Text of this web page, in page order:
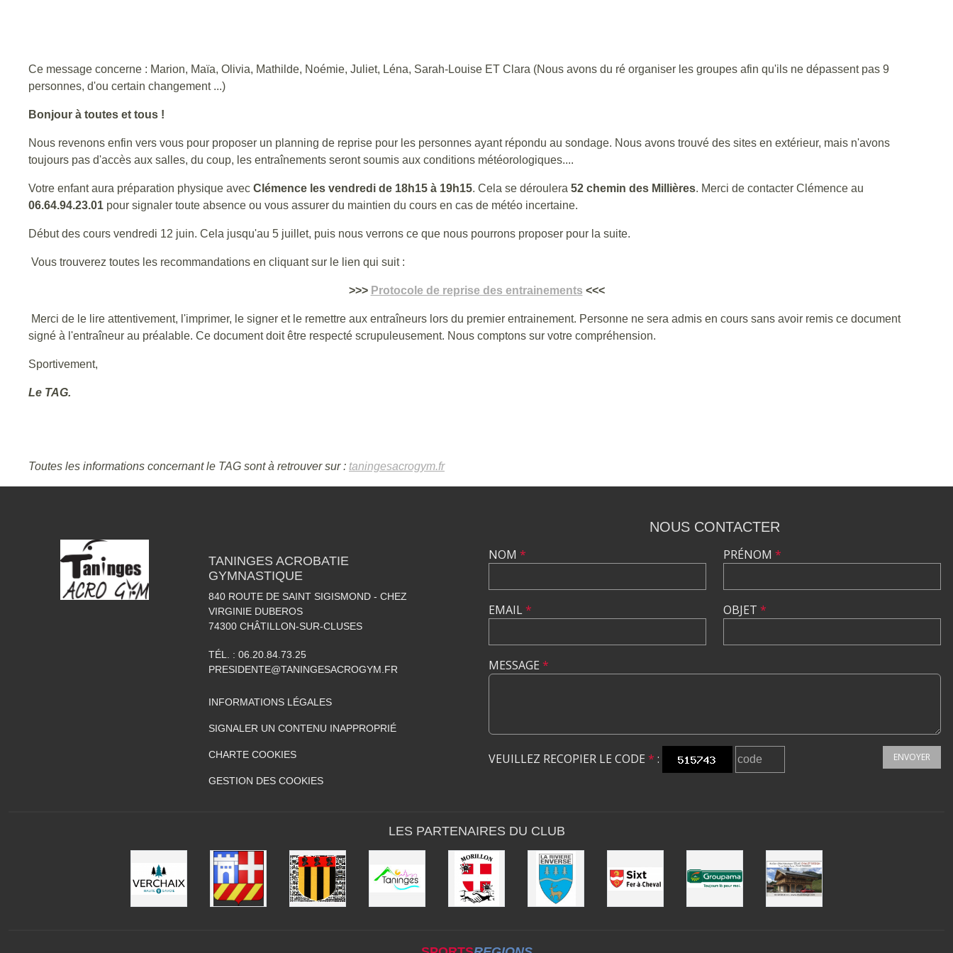
Ce message concerne : Marion, Maïa, Olivia, Mathilde, Noémie, Juliet, Léna, Sarah-Louise ET Clara (Nous avons du ré organiser les groupes afin qu'ils ne dépassent pas 9
personnes, d'ou certain changement ...)
Bonjour à toutes et tous !
Nous revenons enfin vers vous pour proposer un planning de reprise pour les personnes ayant répondu au sondage. Nous avons trouvé des sites en extérieur, mais n'avons
toujours pas d'accès aux salles, du coup, les entraînements seront soumis aux conditions météorologiques....
Votre enfant aura préparation physique avec Clémence les vendredi de 18h15 à 19h15. Cela se déroulera 52 chemin des Millières. Merci de contacter Clémence au
06.64.94.23.01 pour signaler toute absence ou vous assurer du maintien du cours en cas de météo incertaine.
Début des cours vendredi 12 juin. Cela jusqu'au 5 juillet, puis nous verrons ce que nous pourrons proposer pour la suite.
Vous trouverez toutes les recommandations en cliquant sur le lien qui suit :
>>> Protocole de reprise des entrainements <<<
Merci de le lire attentivement, l'imprimer, le signer et le remettre aux entraîneurs lors du premier entrainement. Personne ne sera admis en cours sans avoir remis ce document
signé à l'entraîneur au préalable. Ce document doit être respecté scrupuleusement. Nous comptons sur votre compréhension.
Sportivement,
Le TAG.
Toutes les informations concernant le TAG sont à retrouver sur : taningesacrogym.fr
TANINGES ACROBATIE
GYMNASTIQUE
840 ROUTE DE SAINT SIGISMOND - CHEZ
VIRGINIE DUBEROS
74300 CHÂTILLON-SUR-CLUSES
TÉL. : 06.20.84.73.25
PRESIDENTE@TANINGESACROGYM.FR
INFORMATIONS LÉGALES
SIGNALER UN CONTENU INAPPROPRIÉ
CHARTE COOKIES
GESTION DES COOKIES
NOUS CONTACTER
NOM *
EMAIL*
PRÉNOM *
OBJET *
MESSAGE *
VEUILLEZ RECOPIER LE CODE * : ENVOYER
LES PARTENAIRES DU CLUB